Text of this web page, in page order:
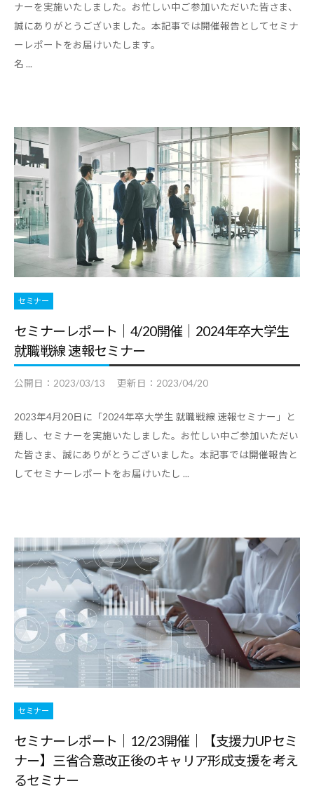
ナーを実施いたしました。お忙しい中ご参加いただいた皆さま、
誠にありがとうございました。本記事では開催報告としてセミナ
ーレポートをお届けいたします。
名 ...
セミナー
セミナーレポート｜4/20開催｜2024年卒大学生
就職戦線 速報セミナー
公開日： 2023/03/13 更新日： 2023/04/20
2023年4月20日に「2024年卒大学生 就職戦線 速報セミナー」と
題し、セミナーを実施いたしました。お忙しい中ご参加いただい
た皆さま、誠にありがとうございました。本記事では開催報告と
してセミナーレポートをお届けいたし ...
セミナー
セミナーレポート｜12/23開催｜【支援力UPセミ
ナー】三省合意改正後のキャリア形成支援を考え
るセミナー